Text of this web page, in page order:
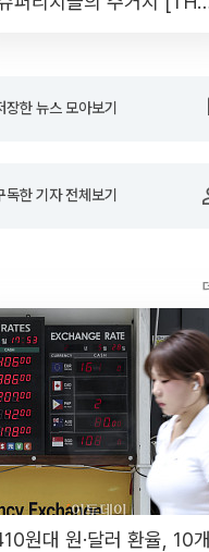
장한 뉴스 모아보기
독한 기자 전체보기
원대 원·달러 환율, 10개